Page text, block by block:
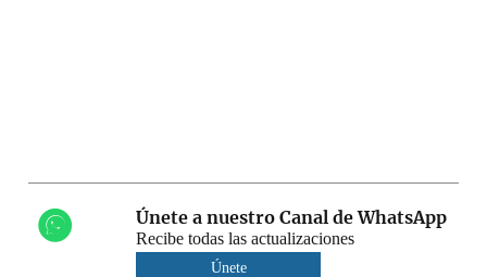
Únete a nuestro Canal de WhatsApp
Recibe todas las actualizaciones
Únete